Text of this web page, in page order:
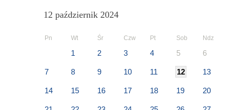
12 październik 2024
Pn Wt Śr Czw Pt Sob Ndz
1 2 3 4 5 6
7 8 9 10 11 12 13
14 15 16 17 18 19 20